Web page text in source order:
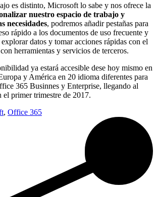
es distinto, Microsoft lo sabe y nos ofrece la
nuestro espacio de trabajo y
necesidades, podremos añadir pestañas para
rápido a los documentos de uso frecuente y
datos y tomar acciones rápidas con el
herramientas y servicios de terceros.
ya estará accesible dese hoy mismo en
y América en 20 idioma diferentes para
365 Businnes y Enterprise, llegando al
el primer trimestre de 2017.
, Office 365